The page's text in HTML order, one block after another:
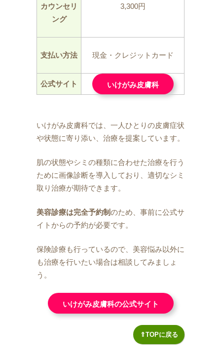
カウンセリ
ング
3,300円
支払い方法 現金・クレジットカード
公式サイト いけがみ皮膚科
いけがみ皮膚科では、一人ひとりの皮膚症状
や状態に寄り添い、治療を提案しています。
肌の状態やシミの種類に合わせた治療を行う
ために画像診断を導入しており、適切なシミ
取り治療が期待できます。
美容診療は完全予約制のため、事前に公式サ
イトからの予約が必要です。
保険診療も行っているので、美容悩み以外に
も治療を行いたい場合は相談してみましょ
う。
いけがみ皮膚科の公式サイト
⇑TOPに戻る